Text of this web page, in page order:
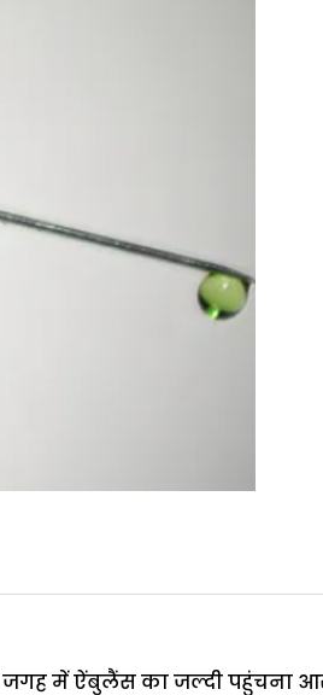
में ऐंबुलैंस का जल्दी पहुंचना